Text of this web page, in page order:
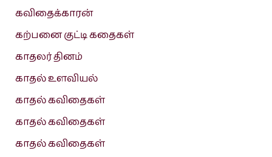
கவிதைக்காரன்
கற்பனை குட்டி கதைகள்
காதலர் தினம்
காதல் உளவியல்
காதல் கவிதைகள்
காதல் கவிதைகள்
காதல் கவிதைகள்